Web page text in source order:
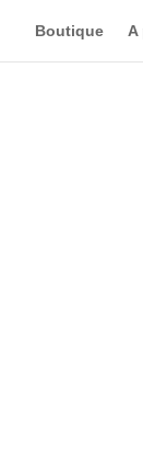
Boutique A